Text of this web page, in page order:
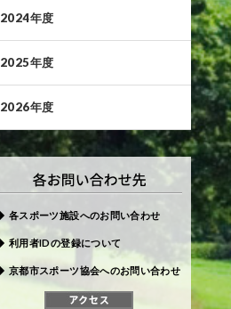
2024年度
2025年度
2026年度
各スポーツ施設へのお問い合わせ
利用者IDの登録について
京都市スポーツ協会へのお問い合わせ